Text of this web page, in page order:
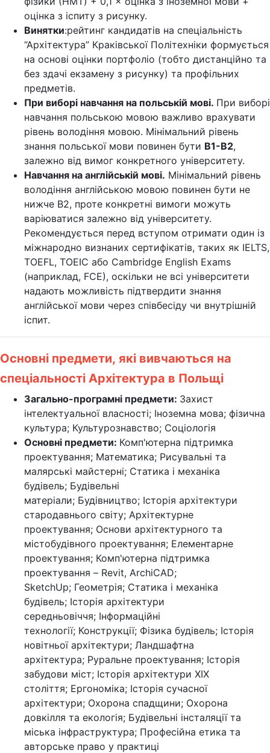
оцінка з іспиту з рисунку.
Винятки:рейтинг кандидатів на спеціальність
“Архітектура” Краківської Політехніки формується
на основі оцінки портфоліо (тобто дистанційно та
без здачі екзамену з рисунку) та профільних
предметів.
При виборі навчання на польській мові. При виборі
навчання польською мовою важливо врахувати
рівень володіння мовою. Мінімальний рівень
знання польської мови повинен бути B1-B2,
залежно від вимог конкретного університету.
Навчання на англійській мові. Мінімальний рівень
володіння англійською мовою повинен бути не
нижче B2, проте конкретні вимоги можуть
варіюватися залежно від університету.
Рекомендується перед вступом отримати один із
міжнародно визнаних сертифікатів, таких як IELTS,
TOEFL, TOEIC або Cambridge English Exams
(наприклад, FCE), оскільки не всі університети
надають можливість підтвердити знання
англійської мови через співбесіду чи внутрішній
іспит.
Основні предмети, які вивчаються на
спеціальності Архітектура в Польщі
Загально-програмні предмети: Захист
інтелектуальної власності; Іноземна мова; фізична
культура; Культурознавство; Соціологія
Основні предмети: Комп'ютерна підтримка
проектування; Математика; Рисувальні та
малярські майстерні; Статика і механіка
будівель; Будівельні
матеріали; Будівництво; Історія архітектури
стародавнього світу; Архітектурне
проектування; Основи архітектурного та
містобудівного проектування; Елементарне
проектування; Комп'ютерна підтримка
проектування – Revit, ArchiCAD;
SketchUp; Геометрія; Статика і механіка
будівель; Історія архітектури
середньовіччя; Інформаційні
технології; Конструкції; Фізика будівель; Історія
новітньої архітектури; Ландшафтна
архітектура; Руральне проектування; Історія
забудови міст; Історія архітектури XIX
століття; Ергономіка; Історія сучасної
архітектури; Охорона спадщини; Охорона
довкілля та екологія; Будівельні інсталяції та
міська інфраструктура; Професійна етика та
авторське право у практиці